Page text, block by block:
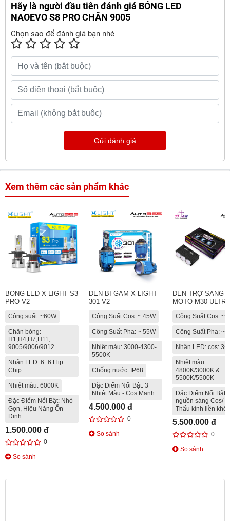
Hãy là người đầu tiên đánh giá BÓNG LED
NAOEVO S8 PRO CHÂN 9005
Chọn sao để đánh giá bạn nhé
Gửi đánh giá
Xem thêm các sản phẩm khác
BÓNG LED X-LIGHT S3
PRO V2
Công suất: ~60W
Chân bóng:
H1,H4,H7,H11,
9005/9006/9012
Nhân LED: 6+6 Flip
Chip
Nhiệt màu: 6000K
Đặc Điểm Nổi Bật: Nhỏ
Gọn, Hiệu Năng Ổn
Định
1.500.000 đ
0
So sánh
ĐÈN BI GẦM X-LIGHT
301 V2
Công Suất Cos: ~ 45W
Công Suất Pha: ~ 55W
Nhiệt màu: 3000-4300-
5500K
Chống nước: IP68
Đặc Điểm Nổi Bật: 3
Nhiệt Màu - Cos Mạnh
4.500.000 đ
0
So sánh
ĐÈN TRỢ SÁNG
MOTO M30
Công Suất Cos:
Công Suất Pha:
Nhân LED: cos:
Nhiệt màu:
4800K/3000K &
5500K/5500K
Đặc Điểm Nổi Bật:
nguồn sáng Cos/
Thấu kính liền khối
5.500.000 đ
0
So sánh